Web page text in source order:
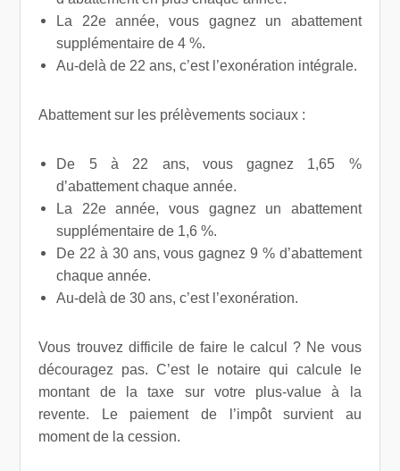
La 22e année, vous gagnez un abattement
supplémentaire de 4 %.
Au-delà de 22 ans,c’est l’exonération intégrale.
Abattement sur les prélèvements sociaux :
De 5 à 22 ans, vous gagnez 1,65 %
d’abattement chaque année.
La 22e année, vous gagnez un abattement
supplémentaire de 1,6 %.
De 22 à 30 ans, vous gagnez 9 % d’abattement
chaque année.
Au-delà de 30 ans,c’est l’exonération.
Vous trouvez difficile de faire le calcul ? Ne vous
découragez pas. C’est le notaire qui calcule le
montant de la taxe sur votre plus-value à la
revente. Le paiement de l’impôt survient au
moment de la cession.